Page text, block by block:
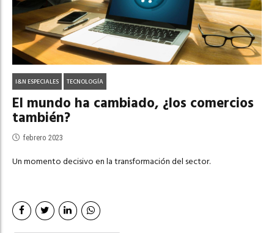
I&N ESPECIALES TECNOLOGÍA
El mundo ha cambiado, ¿los comercios
también?
febrero 2023
Un momento decisivo en la transformación del sector.